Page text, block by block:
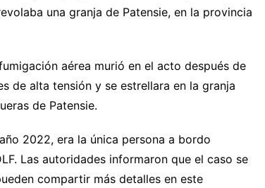
una granja de Patensie, en la provincia
aérea murió en el acto después de
de alta tensión y se estrellara en la granja
de Patensie.
2022, era la única persona a bordo
Las autoridades informaron que el caso se
compartir más detalles en este